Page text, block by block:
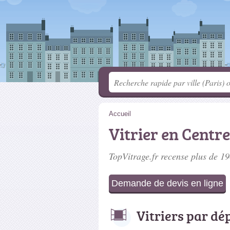
Accueil
Vitrier en
TopVitrage.fr recense plus de
Demande de devis en ligne
Vitriers par